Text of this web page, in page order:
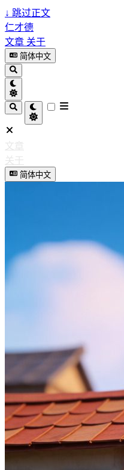
↓ 跳过正文
仁才德
文章 关于
简体中文
文章
关于
简体中文